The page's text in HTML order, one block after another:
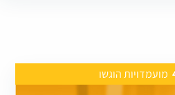
מועמדויות הוגשו